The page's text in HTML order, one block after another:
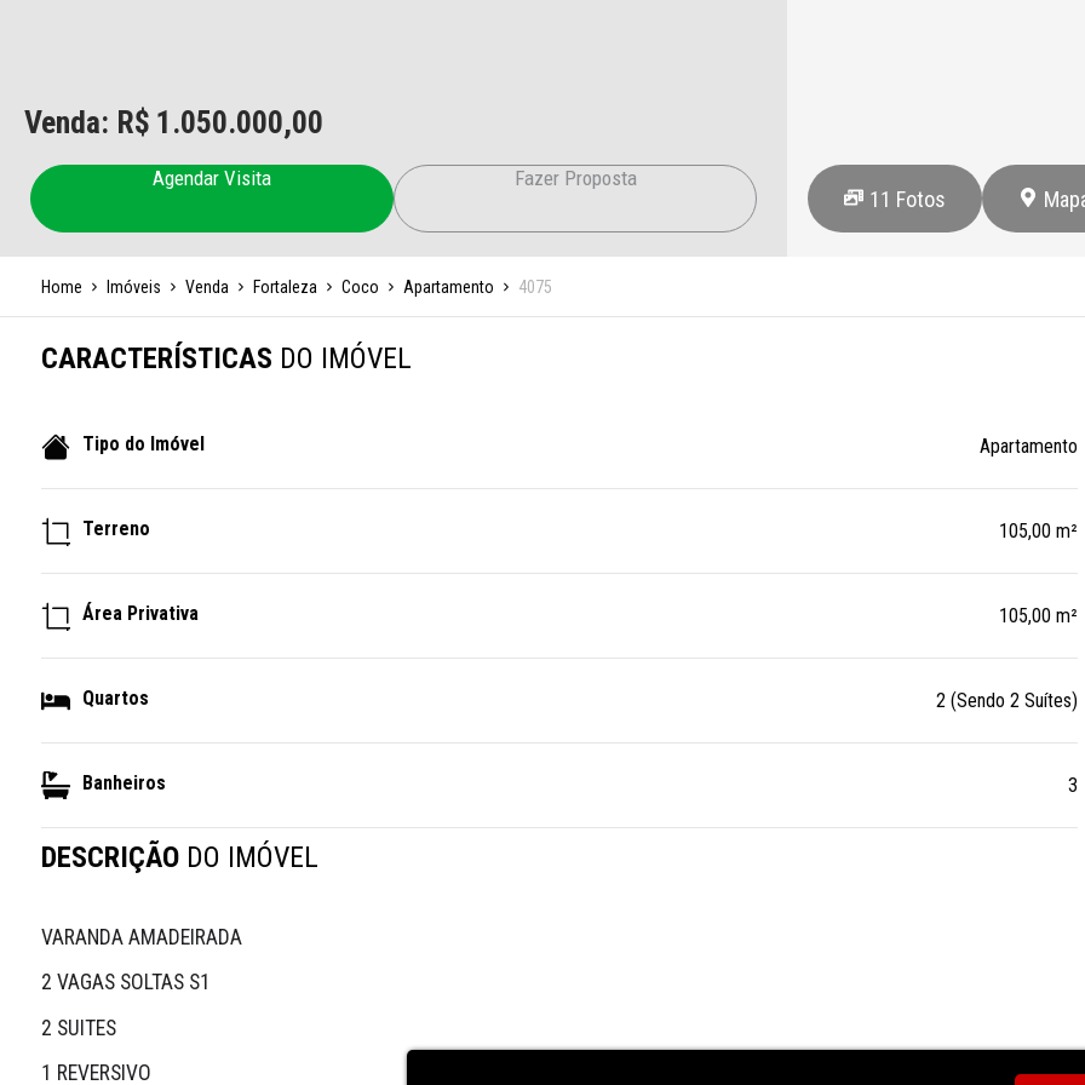
Venda: R$ 1.050.000,00
Agendar Visita Fazer Proposta
11 Fotos
Home Imóveis Venda Fortaleza Coco Apartamento 4075
CARACTERÍSTICAS DO IMÓVEL
Tipo do Imóvel Apartamento
Terreno 105,00 m²
Área Privativa 105,00 m²
Quartos 2 (Sendo 2 Suítes)
Banheiros 3
DESCRIÇÃO DO IMÓVEL
VARANDA AMADEIRADA
2 VAGAS SOLTAS S1
2 SUITES
1 REVERSIVO